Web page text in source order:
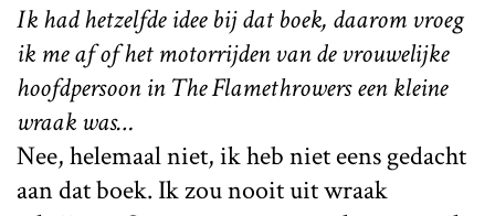
Ik had hetzelfde idee bij dat boek, daarom vroeg
ik me af of het motorrijden van de vrouwelijke
hoofdpersoon in The Flamethrowers een kleine
wraak was…
Nee, helemaal niet, ik heb niet eens gedacht
aan dat boek. Ik zou nooit uit wraak